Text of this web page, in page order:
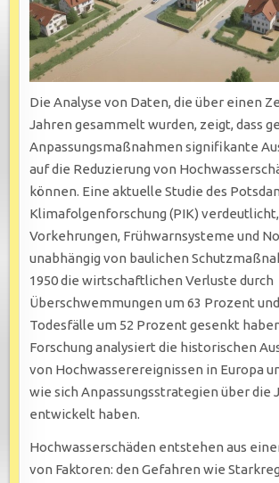
Die Analyse von Daten, die über einen
Jahren gesammelt wurden, zeigt, dass
Anpassungsmaßnahmen signifikante
auf die Reduzierung von
können. Eine aktuelle Studie des
Klimafolgenforschung (PIK)
Vorkehrungen, Frühwarnsysteme und
unabhängig von baulichen
1950 die wirtschaftlichen Verluste durch
Überschwemmungen um 63 Prozent
Todesfälle um 52 Prozent gesenkt
Forschung analysiert die historischen
von Hochwasserereignissen in Europa
wie sich Anpassungsstrategien über die
entwickelt haben.
Hochwasserschäden entstehen aus
von Faktoren: den Gefahren wie